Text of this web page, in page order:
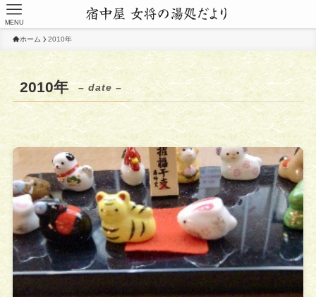
MENU
ホーム 2010年
2010年 – date –